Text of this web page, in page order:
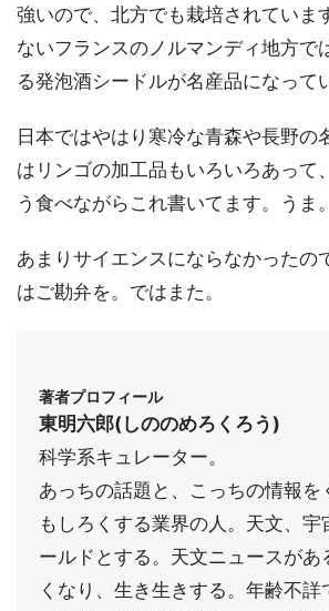
強いので、北方でも栽培されていま
ないフランスのノルマンディ地方で
る発泡酒シードルが名産品になって
日本ではやはり寒冷な青森や長野の
はリンゴの加工品もいろいろあって
う食べながらこれ書いてます。うま。
あまりサイエンスにならなかったの
はご勘弁を。ではまた。
著者プロフィール
東明六郎(しののめろくろう)
科学系キュレーター。
あっちの話題と、こっちの情報を
もしろくする業界の人。天文、宇
ールドとする。天文ニュースがあ
くなり、生き生きする。年齢不